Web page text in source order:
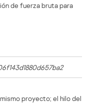
de fuerza bruta para
proyecto; el hilo del